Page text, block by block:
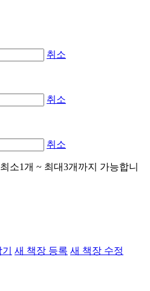
취소
취소
취소
소1개 ~ 최대3개까지 가능합니
새 책장 등록 새 책장 수정